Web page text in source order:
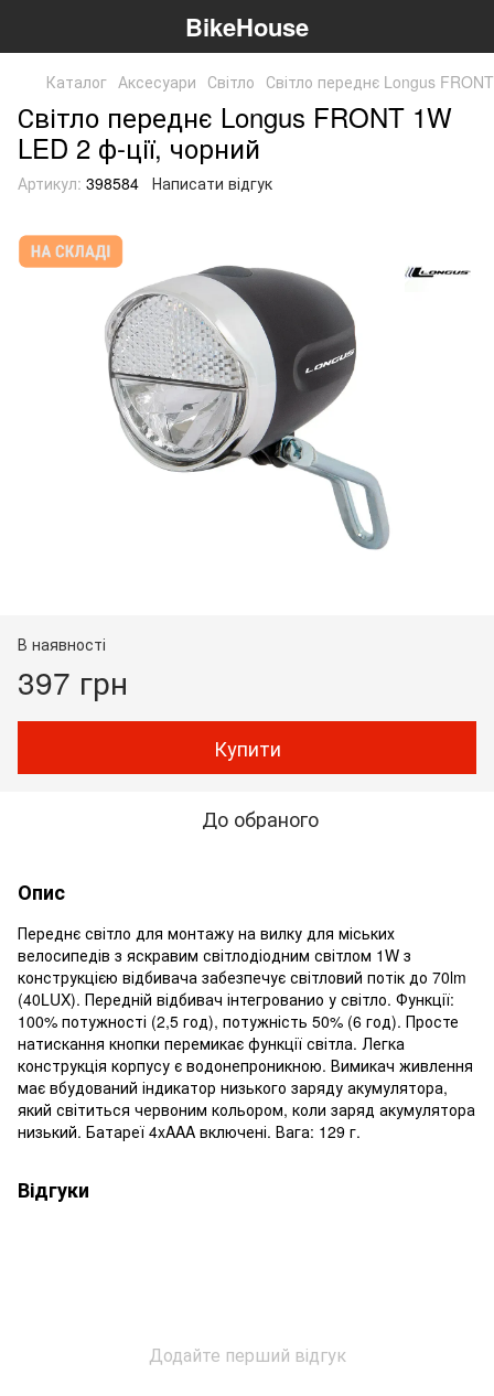
BikeHouse
Каталог Аксесуари Світло Світло переднє Longus
Світло переднє Longus FRONT 1W
LED 2 ф-ції, чорний
Артикул: 398584 Написати відгук
В наявності
397 грн
Купити
До обраного
Опис
Переднє світло для монтажу на вилку для міських
велосипедів з яскравим світлодіодним світлом 1W з
конструкцією відбивача забезпечує світловий потік до 70lm
(40LUX). Передній відбивач інтегрованио у світло. Функції:
100% потужності (2,5 год), потужність 50% (6 год). Просте
натискання кнопки перемикає функції світла. Легка
конструкція корпусу є водонепроникною. Вимикач живлення
має вбудований індикатор низького заряду акумулятора,
який світиться червоним кольором, коли заряд акумулятора
низький. Батареї 4xAAA включені. Вага: 129 г.
Відгуки
Додайте перший відгук